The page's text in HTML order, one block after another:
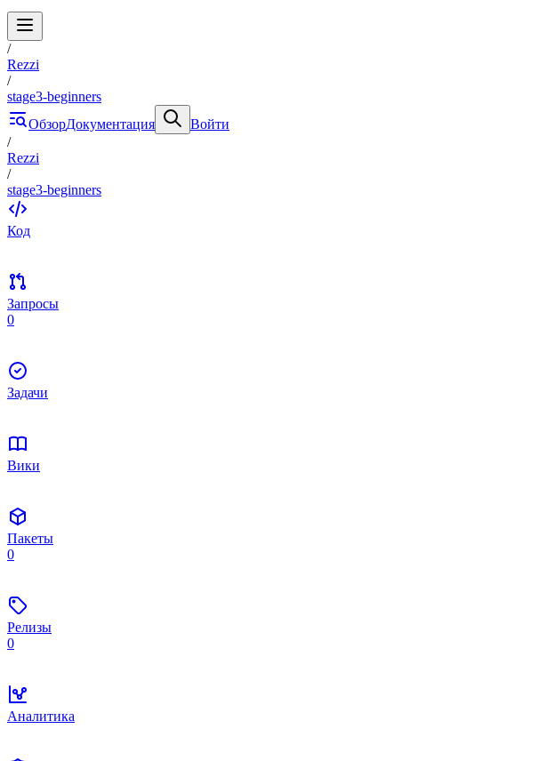
/
Rezzi
/
stage3-beginners
ОбзорДокументация
Войти
/
Rezzi
/
stage3-beginners
Код
Запросы
0
Задачи
Вики
Пакеты
0
Релизы
0
Аналитика